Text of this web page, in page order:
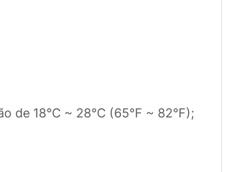
de 18°C ~ 28°C (65°F ~ 82°F);